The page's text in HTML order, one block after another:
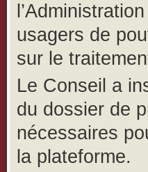
usagers de
sur le
Le Conseil a
du dossier de
nécessaires
la plateforme.